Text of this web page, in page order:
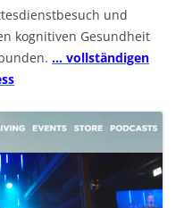
und
kognitiven Gesundheit
… vollständigen